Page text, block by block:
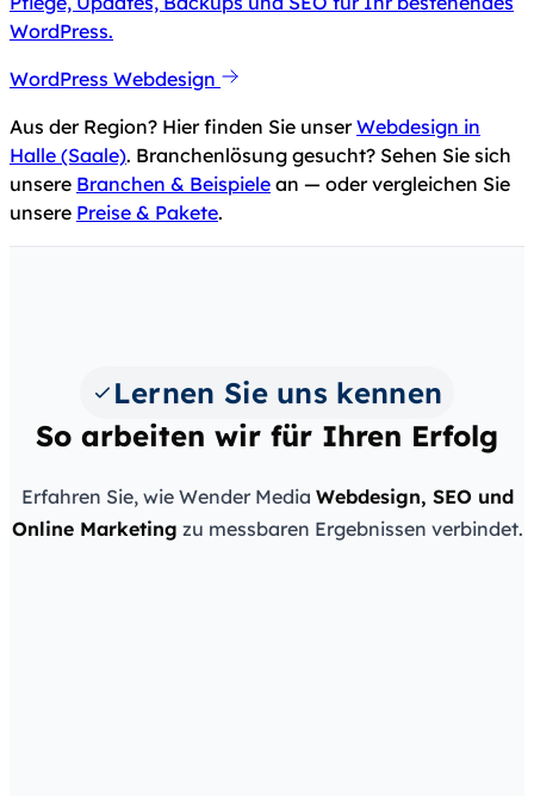
WordPress.
WordPress Webdesign
Aus der Region? Hier finden Sie unserWebdesign in
Halle (Saale). Branchenlösung gesucht? Sehen Sie sich
unsere Branchen & Beispiele an — oder vergleichen Sie
unsere Preise & Pakete.
Lernen Sie uns kennen
So arbeiten wir für Ihren Erfolg
Erfahren Sie, wie Wender Media Webdesign, SEO und
Online Marketing zu messbaren Ergebnissen verbindet.
Wender Media — Webdesign & SEO aus Halle